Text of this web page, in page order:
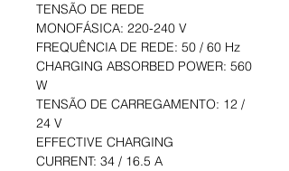
TENSÃO DE REDE
MONOFÁSICA: 220-240 V
FREQUÊNCIA DE REDE: 50 / 60 Hz
CHARGING ABSORBED POWER: 560
W
TENSÃO DE CARREGAMENTO: 12 /
24 V
EFFECTIVE CHARGING
CURRENT: 34 / 16.5 A